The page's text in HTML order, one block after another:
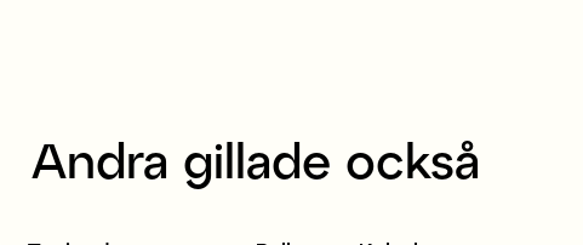
Andra gillade också